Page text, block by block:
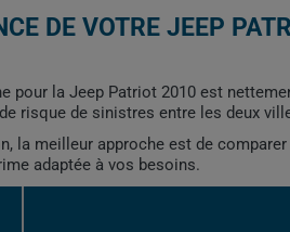
DE VOTRE JEEP
pour la Jeep Patriot 2010 est
risque de sinistres entre les deux
la meilleur approche est de
adaptée à vos besoins.